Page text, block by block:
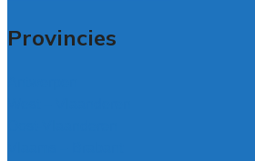
Provincies